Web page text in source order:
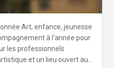
Art, enfance, jeunesse
à l’année pour
les professionnels
et un lieu ouvert aux